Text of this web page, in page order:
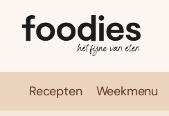
Recepten Weekmenu